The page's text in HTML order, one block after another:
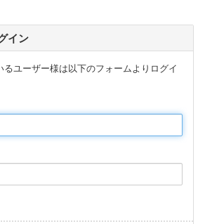
イン
ユーザー様は以下のフォームよりログイ